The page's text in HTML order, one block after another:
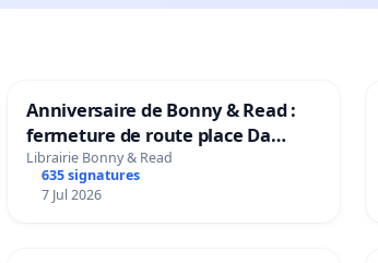
Anniversaire de Bonny & Read :
fermeture de route place Da
Maya M
Librairie Bonny & Read
635 signatures
7 Jul 2026